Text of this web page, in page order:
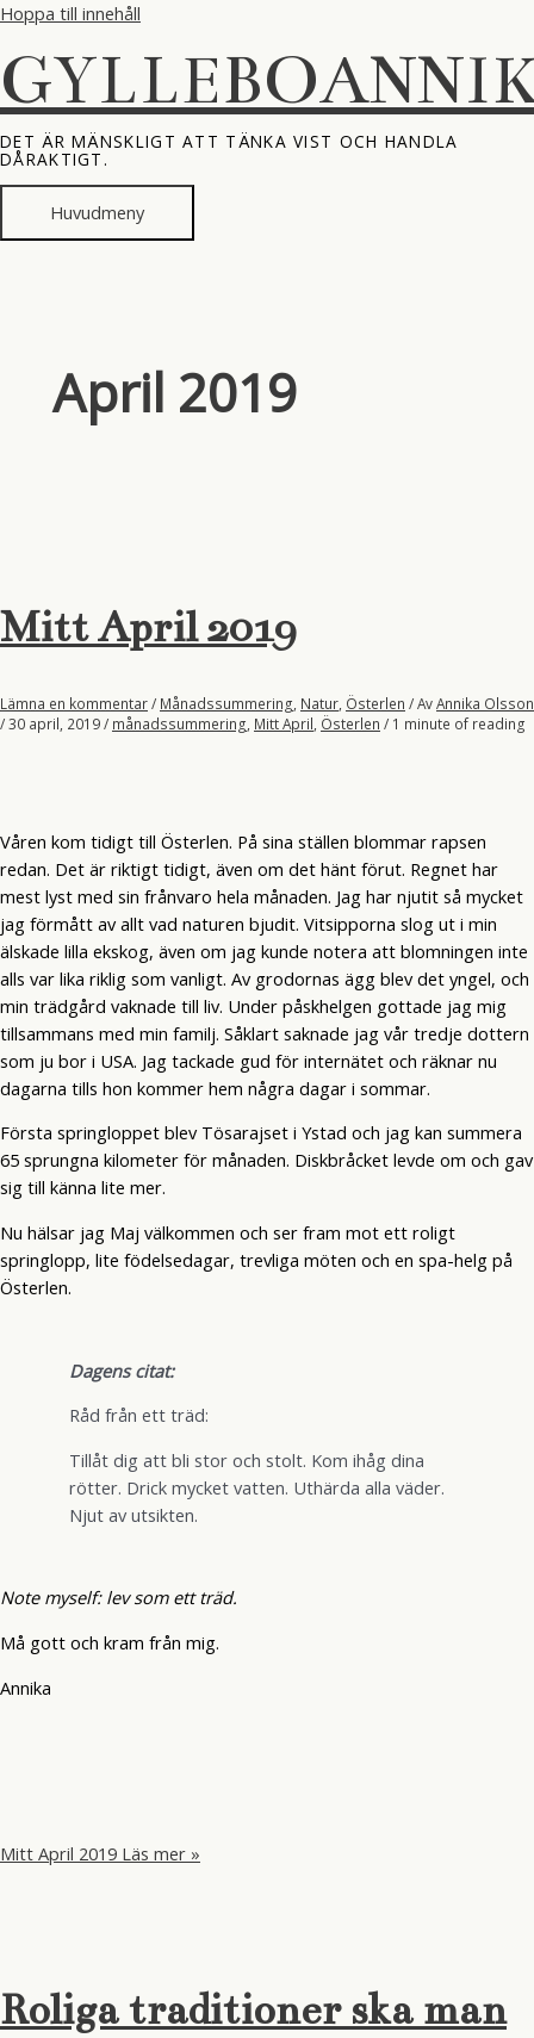
Hoppa till innehåll
DET ÄR MÄNSKLIGT ATT TÄNKA VIST OCH HANDLA
DÅRAKTIGT.
Huvudmeny
April 2019
Mitt April 2019
Lämna en kommentar/ Månadssummering Natur Österlen / AvAnnika Olsson
/30 april, 2019/ månadssummering Mitt April Österlen / 1 minute of reading
Våren kom tidigt till Österlen. På sina ställen blommar rapsen
redan. Det är riktigt tidigt, även om det hänt förut. Regnet har
mest lyst med sin frånvaro hela månaden. Jag har njutit så mycket
jag förmått av allt vad naturen bjudit. Vitsipporna slog ut i min
älskade lilla ekskog, även om jag kunde notera att blomningen inte
alls var lika riklig som vanligt. Av grodornas ägg blev det yngel, och
min trädgård vaknade till liv. Under påskhelgen gottade jag mig
tillsammans med min familj. Såklart saknade jag vår tredje dottern
som ju bor i USA. Jag tackade gud för internätet och räknar nu
dagarna tills hon kommer hem några dagar i sommar.
Första springloppet blev Tösarajset i Ystad och jag kan summera
65 sprungna kilometer för månaden. Diskbråcket levde om och gav
sig till känna lite mer.
Nu hälsar jag Maj välkommen och ser fram mot ett roligt
springlopp, lite födelsedagar, trevliga möten och en spa-helg på
Österlen.
Dagens citat:
Råd från ett träd:
Tillåt dig att bli stor och stolt. Kom ihåg dina
rötter. Drick mycket vatten. Uthärda alla väder.
Njut av utsikten.
Note myself: lev som ett träd.
Må gott och kram från mig.
Annika
Mitt April 2019 Läs mer »
Roliga traditioner ska man